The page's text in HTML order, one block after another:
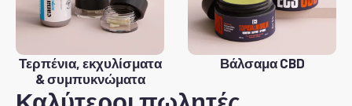
Τερπένια, εκχυλίσματα
& συμπυκνώματα
Βάλσαμα CBD